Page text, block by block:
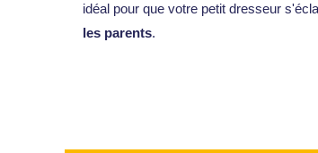
idéal pour que votre petit dresseur
les parents.